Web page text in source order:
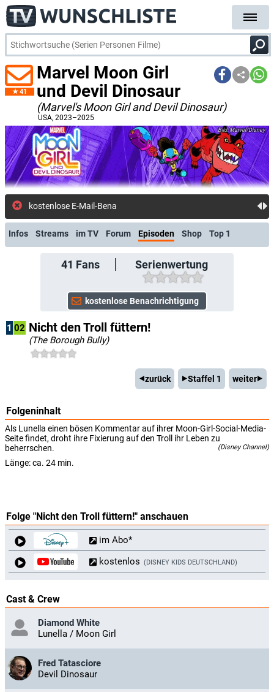
41
Marvel Moon Girl
und Devil Dinosaur
(Marvel's Moon Girl and Devil Dinosaur)
USA, 2023–2025
Marvel/Disney
kostenlose E-Mail-Benachricht
Infos Streams im TV Forum Episoden Shop Top 1
41 Fans Serienwertung
1 02 Nicht den Troll füttern!
(The Borough Bully)
zurück Staffel 1 weiter
Folgeninhalt
Als Lunella einen bösen Kommentar auf ihrer Moon-Girl-Social-Media-
Seite findet, droht ihre Fixierung auf den Troll ihr Leben zu
beherrschen.
(Disney Channel)
Länge: ca. 24 min.
Folge "Nicht den Troll füttern!" anschauen
im Abo*
kostenlos
DISNEY KIDS DEUTSCHLAND
Cast & Crew
Diamond White
Lunella / Moon Girl
Fred Tatasciore
Devil Dinosaur